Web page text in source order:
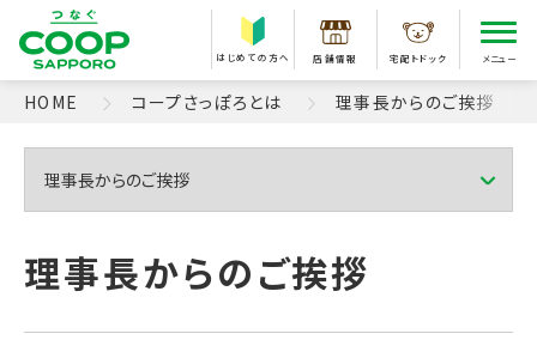
はじめての方へ 店舗情報 宅配トドック メニュー
HOME コープさっぽろとは 理事長からのご挨拶